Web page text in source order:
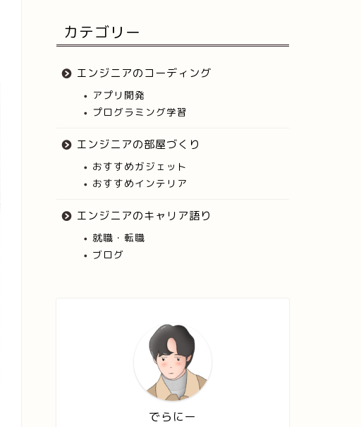
カテゴリー
エンジニアのコーディング
アプリ開発
プログラミング学習
エンジニアの部屋づくり
おすすめガジェット
おすすめインテリア
エンジニアのキャリア語り
就職・転職
ブログ
でらにー